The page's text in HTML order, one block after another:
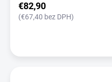
€82,90
(€67,40 bez DPH)